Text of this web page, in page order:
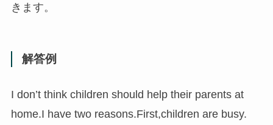
きます。
解答例
I don’t think children should help their parents at
home.I have two reasons.First,children are busy.